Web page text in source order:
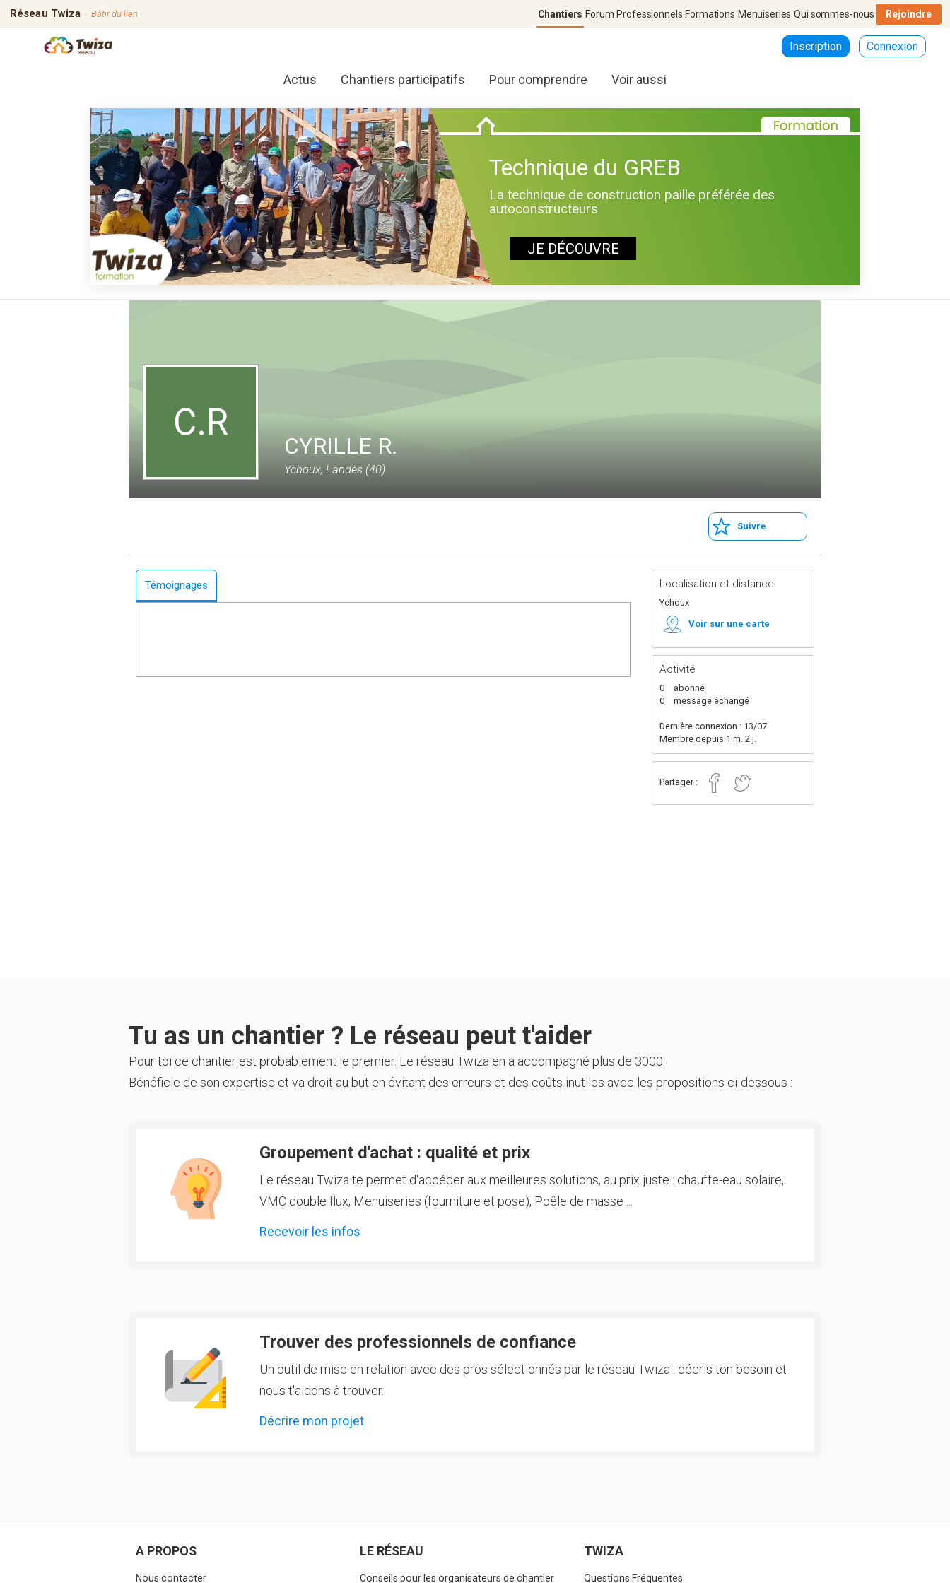
Réseau Twiza · Bâtir du lien Chantiers Forum Professionnels Formations Menuiseries Qui sommes-nous Rejoindre
Inscription Connexion
Actus Chantiers participatifs Pour comprendre Voir aussi
Technique du GREB
La technique de construction paille préférée des
autoconstructeurs
JE DÉCOUVRE
C.R
CYRILLE R.
Ychoux, Landes (40)
Suivre
Localisation et distance
Ychoux
Voir sur une carte
Activité
0
abonné
0
message échangé
Dernière connexion : 13/07
Membre depuis 1 m. 2 j.
Partager :
Témoignages
Tu as un chantier ? Le réseau peut t'aider
Pour toi ce chantier est probablement le premier. Le réseau Twiza en a accompagné plus de 3000.
Bénéficie de son expertise et va droit au but en évitant des erreurs et des coûts inutiles avec les propositions ci-dessous :
Groupement d'achat : qualité et prix
Le réseau Twiza te permet d'accéder aux meilleures solutions, au prix juste : chauffe-eau solaire,
VMC double flux, Menuiseries (fourniture et pose), Poêle de masse ...
Recevoir les infos
Trouver des professionnels de confiance
Un outil de mise en relation avec des pros sélectionnés par le réseau Twiza : décris ton besoin et
nous t'aidons à trouver.
Décrire mon projet
A PROPOS
Nous contacter
LE RÉSEAU
Conseils pour les organisateurs de chantier
TWIZA
Questions Fréquentes